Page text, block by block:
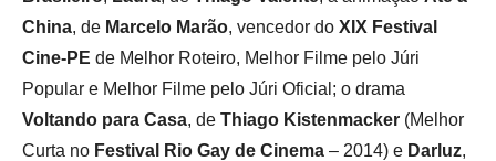
China, de Marcelo Marão, vencedor do XIX Festival
Cine-PE de Melhor Roteiro, Melhor Filme pelo Júri
Popular e Melhor Filme pelo Júri Oficial; o drama
Voltando para Casa, de Thiago Kistenmacker (Melhor
Curta no Festival Rio Gay de Cinema – 2014) e Darluz,